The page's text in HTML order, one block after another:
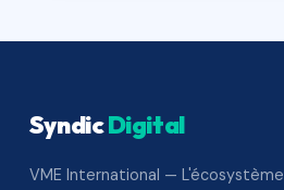
SyndicDigital
VME International — L'écosystème